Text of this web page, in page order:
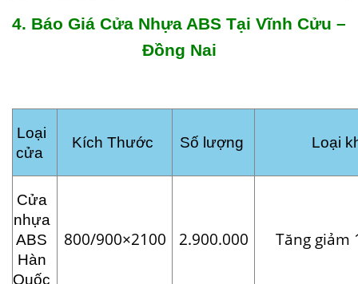
4. Báo Giá Cửa Nhựa ABS Tại Vĩnh Cửu –
Đồng Nai
Loại
cửa
Kích Thước Số lượng Loại
Cửa
nhựa
ABS
Hàn
Quốc
800/900×2100 2.900.000 Tăng giảm